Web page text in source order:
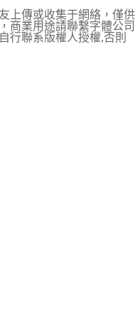
上傳或收集于網絡，僅供
商業用途請聯繫字體公司
行聯系版權人授權,否則